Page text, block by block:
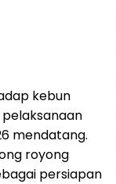
kebun
pelaksanaan
mendatang.
royong
persiapan